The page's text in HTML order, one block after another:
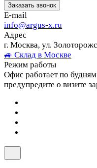
Заказать звонок
E-mail
info@argus-x.ru
Адрес
г. Москва, ул.
🚙 Склад в Москве
Режим работы
Офис работает по
предупредите о визите